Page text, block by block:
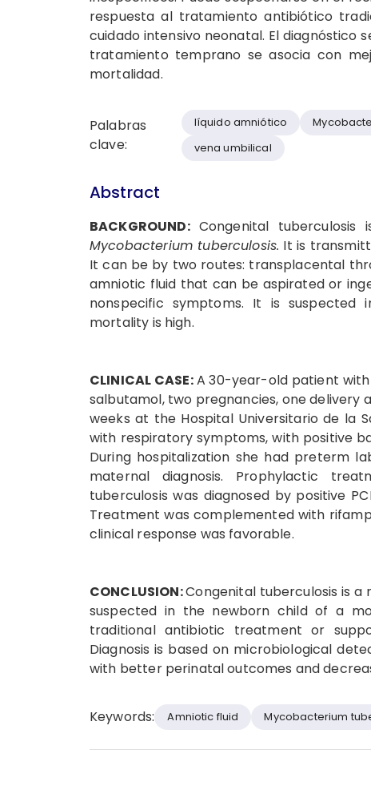
respuesta al tratamiento antibiótico
cuidado intensivo neonatal. El diagnóstico
tratamiento temprano se asocia con
mortalidad.
Palabras
clave:
líquido amniótico
vena umbilical
Abstract
BACKGROUND:Congenital tuberculosis
Mycobacterium tuberculosis. It is
It can be by two routes: transplacental
amniotic fluid that can be aspirated or
nonspecific symptoms. It is
mortality is high.
CLINICAL CASE:A 30-year-old patient
salbutamol, two pregnancies, one delivery
weeks at the Hospital Universitario de la
with respiratory symptoms, with positive
During hospitalization she had preterm
maternal diagnosis. Prophylactic
tuberculosis was diagnosed by positive
Treatment was complemented with
clinical response was favorable.
CONCLUSION:Congenital tuberculosis is
suspected in the newborn child of a
traditional antibiotic treatment or
Diagnosis is based on microbiological
with better perinatal outcomes and
Keywords: Amniotic fluid Mycobacterium